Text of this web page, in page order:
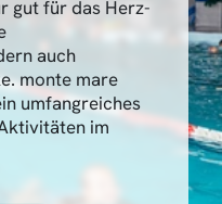
gut für das Herz-
auch
monte mare
umfangreiches
im